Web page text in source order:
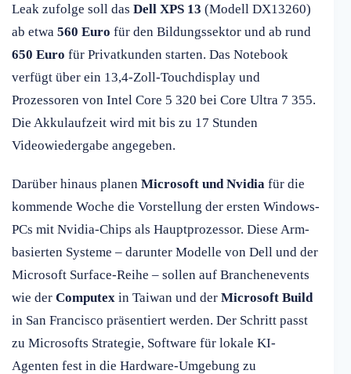
Leak zufolge soll das Dell XPS 13 (Modell DX13260)
ab etwa 560 Euro für den Bildungssektor und ab rund
650 Euro für Privatkunden starten. Das Notebook
verfügt über ein 13,4-Zoll-Touchdisplay und
Prozessoren von Intel Core 5 320 bei Core Ultra 7 355.
Die Akkulaufzeit wird mit bis zu 17 Stunden
Videowiedergabe angegeben.
Darüber hinaus planen Microsoft und Nvidia für die
kommende Woche die Vorstellung der ersten Windows-
PCs mit Nvidia-Chips als Hauptprozessor. Diese Arm-
basierten Systeme – darunter Modelle von Dell und der
Microsoft Surface-Reihe – sollen auf Branchenevents
wie der Computex in Taiwan und der Microsoft Build
in San Francisco präsentiert werden. Der Schritt passt
zu Microsofts Strategie, Software für lokale KI-
Agenten fest in die Hardware-Umgebung zu